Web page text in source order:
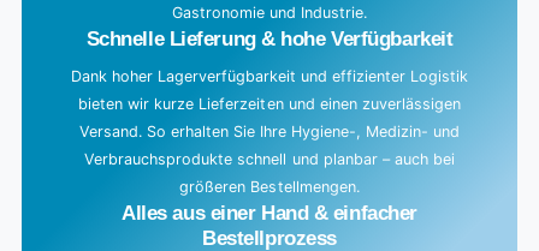
Gastronomie und Industrie.
Schnelle Lieferung & hohe Verfügbarkeit
Dank hoher Lagerverfügbarkeit und effizienter Logistik
bieten wir kurze Lieferzeiten und einen zuverlässigen
Versand. So erhalten Sie Ihre Hygiene-, Medizin- und
Verbrauchsprodukte schnell und planbar – auch bei
größeren Bestellmengen.
Alles aus einer Hand & einfacher
Bestellprozess